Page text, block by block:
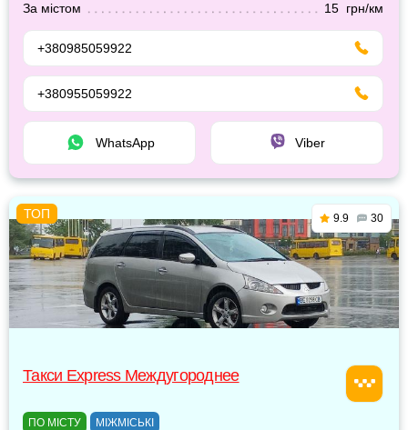
За містом
15 грн/км
+380985059922
+380955059922
WhatsApp Viber
9.9 30
Такси Express Междугороднее
ПО МІСТУ МІЖМІСЬКІ